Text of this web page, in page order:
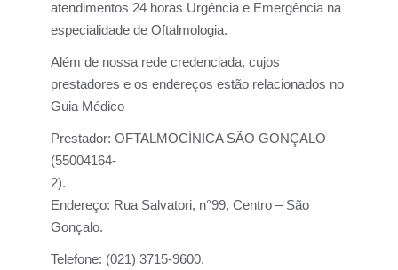
atendimentos 24 horas Urgência e Emergência na
especialidade de Oftalmologia.
Além de nossa rede credenciada, cujos
prestadores e os endereços estão relacionados no
Guia Médico
Prestador: OFTALMOCÍNICA SÃO GONÇALO
(55004164-
2).
Endereço: Rua Salvatori, n°99, Centro – São
Gonçalo.
Telefone: (021) 3715-9600.